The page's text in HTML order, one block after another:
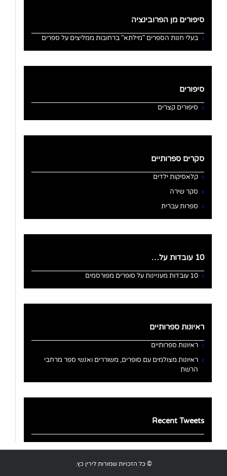
סיפורים מן הפרובינציה
בעלי חנות הספרים "מילתא" ברחובות ממליצים על ספרים
סיפורים
סיפורים קצרים
סקרים ספרותיים
קלאסיקות ילדים
סקר שירה
ספרות עברית
10 עובדות על…
10 עובדות מעניינות על סופרים מפורסמים
ראיונות ספרותיים
ראיונות ספרותיים
ראיונות מצולמים עם סופרים, משוררים ואנשי ספר מרחבי
הרשת
Recent Tweets
© כל הזכויות שמורות לירין כץ.